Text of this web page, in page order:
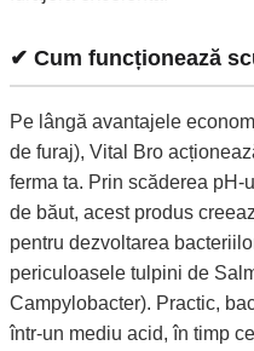
✔ Cum funcționează
Pe lângă avantajele
de furaj), Vital Bro
ferma ta. Prin scăderea
de băut, acest produs
pentru dezvoltarea
periculoasele tulpini de
Campylobacter). Practic,
într-un mediu acid, în timp